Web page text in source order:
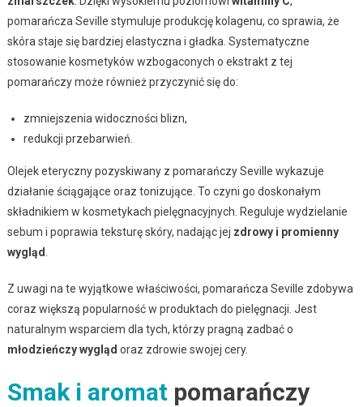
pomarańcza Seville stymuluje produkcję kolagenu, co sprawia, że
skóra staje się bardziej elastyczna i gładka. Systematyczne
stosowanie kosmetyków wzbogaconych o ekstrakt z tej
pomarańczy może również przyczynić się do:
zmniejszenia widoczności blizn,
redukcji przebarwień.
Olejek eteryczny pozyskiwany z pomarańczy Seville wykazuje
działanie ściągające oraz tonizujące. To czyni go doskonałym
składnikiem w kosmetykach pielęgnacyjnych. Reguluje wydzielanie
sebum i poprawia teksturę skóry, nadając jej zdrowy i promienny
wygląd
Z uwagi na te wyjątkowe właściwości, pomarańcza Seville zdobywa
coraz większą popularność w produktach do pielęgnacji. Jest
naturalnym wsparciem dla tych, którzy pragną zadbać o
młodzieńczy wygląd oraz zdrowie swojej cery.
Smak i aromatpomarańczy